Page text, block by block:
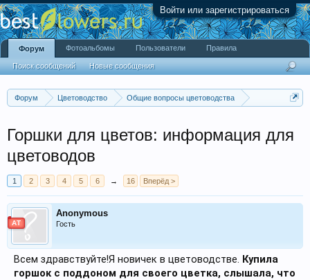
Войти или зарегистрироваться
Форум Цветоводство
Общие вопросы цветоводства
Горшки для цветов: информация для
цветоводов
1 2 3 4 5 6 → 16 Вперёд >
АТ
Anonymous
Гость
Всем здравствуйте!Я новичек в цветоводстве. Купила
горшок с поддоном для своего цветка, слышала, что
Форум
Поиск сообщений Новые сообщения
Фотоальбомы Пользователи Правила